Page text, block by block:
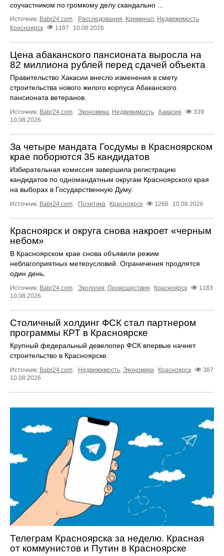
соучастником по громкому делу скандально ...
Источник: Babr24.com. Расследования, Криминал, Недвижимость
Красноярск
1197 10.08.2026
Цена абаканского пансионата выросла на
82 миллиона рублей перед сдачей объекта
Правительство Хакасии внесло изменения в смету
строительства нового жилого корпуса Абаканского
пансионата ветеранов.
Источник: Babr24.com Экономика Недвижимость Хакасия
339
10.08.2026
За четыре мандата Госдумы в Красноярском
крае поборются 35 кандидатов
Избирательная комиссия завершила регистрацию
кандидатов по одномандатным округам Красноярского края
на выборах в Государственную Думу.
Источник: Babr24.com Политика Красноярск 1266 10.08.2026
Красноярск и округа снова накроет «черным
небом»
В Красноярском крае снова объявили режим
неблагоприятных метеоусловий. Ограничения продлятся
один день.
Источник: Babr24.com. Экология, Происшествия Красноярск
1183
10.08.2026
Столичный холдинг ФСК стал партнером
программы КРТ в Красноярске
Крупный федеральный девелопер ФСК впервые начнет
строительство в Красноярске.
Источник: Babr24.com. Недвижимость, Экономика Красноярск
387
10.08.2026
Телеграм Красноярска за неделю. Красная
от коммунистов и Путин в Красноярске